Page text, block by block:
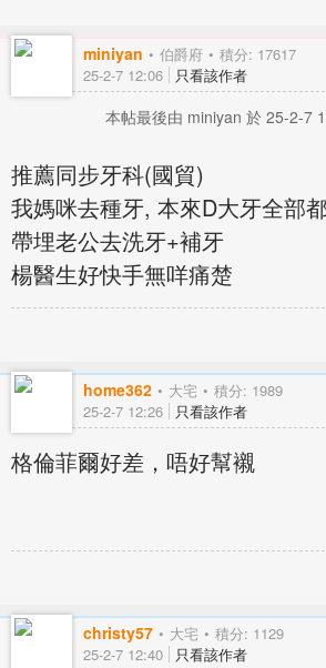
miniyan 伯爵府 積分: 17617
25-2-7 12:06 只看該作者
本帖最後由 miniyan 於 25-2-7
推薦同步牙科(國貿)
我媽咪去種牙, 本來D大牙全部
帶埋老公去洗牙+補牙
楊醫生好快手無咩痛楚
home362 大宅 積分: 1989
25-2-7 12:26 只看該作者
格倫菲爾好差，唔好幫襯
christy57 大宅 積分: 1129
25-2-7 12:40 只看該作者